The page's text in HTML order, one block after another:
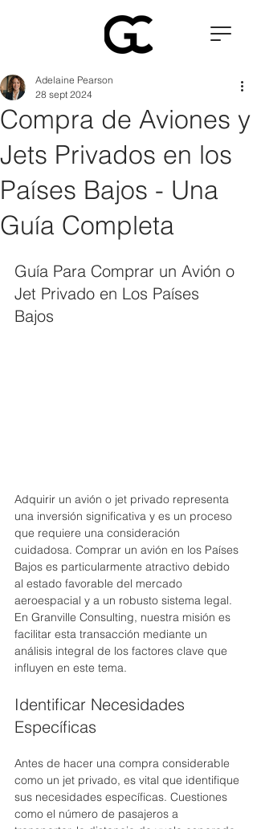
Compra de Aviones y
Jets Privados en los
Países Bajos - Una
Guía Completa
Adelaine Pearson
28 sept 2024
Guía Para Comprar un Avión o
Jet Privado en Los Países
Bajos
Adquirir un avión o jet privado representa
una inversión significativa y es un proceso
que requiere una consideración
cuidadosa. Comprar un avión en los Países
Bajos es particularmente atractivo debido
al estado favorable del mercado
aeroespacial y a un robusto sistema legal.
En Granville Consulting, nuestra misión es
facilitar esta transacción mediante un
análisis integral de los factores clave que
influyen en este tema.
Identificar Necesidades
Específicas
Antes de hacer una compra considerable
como un jet privado, es vital que identifique
sus necesidades específicas. Cuestiones
como el número de pasajeros a